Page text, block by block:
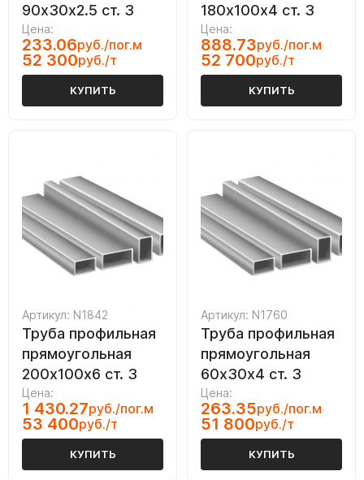
90х30х2.5 ст. 3
Цена:
233.06руб./пог.м
52 300руб./т
КУПИТЬ
180х100х4 ст. 3
Цена:
888.73руб./пог.м
52 700руб./т
КУПИТЬ
Артикул: N1842
Труба профильная
прямоугольная
200х100х6 ст. 3
Цена:
1 430.27руб./пог.м
53 400руб./т
КУПИТЬ
Артикул: N1760
Труба профильная
прямоугольная
60х30х4 ст. 3
Цена:
263.35руб./пог.м
51 800руб./т
КУПИТЬ